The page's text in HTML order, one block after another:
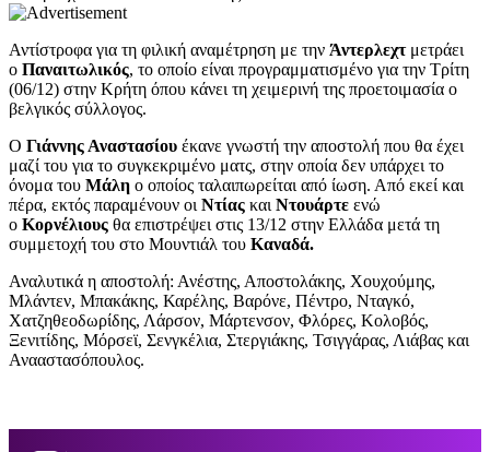
Αντίστροφα για τη φιλική αναμέτρηση με την Άντερλεχτ μετράει
ο Παναιτωλικός, το οποίο είναι προγραμματισμένο για την Τρίτη
(06/12) στην Κρήτη όπου κάνει τη χειμερινή της προετοιμασία ο
βελγικός σύλλογος.
Ο Γιάννης Αναστασίου έκανε γνωστή την αποστολή που θα έχει
μαζί του για το συγκεκριμένο ματς, στην οποία δεν υπάρχει το
όνομα του Μάλη ο οποίος ταλαιπωρείται από ίωση. Από εκεί και
πέρα, εκτός παραμένουν οι Ντίας και Ντουάρτε ενώ
ο Κορνέλιους θα επιστρέψει στις 13/12 στην Ελλάδα μετά τη
συμμετοχή του στο Μουντιάλ του Καναδά.
Αναλυτικά η αποστολή: Ανέστης, Αποστολάκης, Χουχούμης,
Μλάντεν, Μπακάκης, Καρέλης, Βαρόνε, Πέντρο, Νταγκό,
Χατζηθεοδωρίδης, Λάρσον, Μάρτενσον, Φλόρες, Κολοβός,
Ξενιτίδης, Μόρσεϊ, Σενγκέλια, Στεργιάκης, Τσιγγάρας, Λιάβας και
Ανααστασόπουλος.